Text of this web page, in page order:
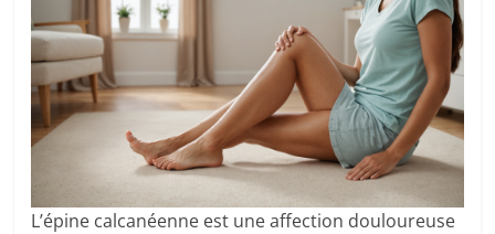
L’épine calcanéenne est une affection douloureuse